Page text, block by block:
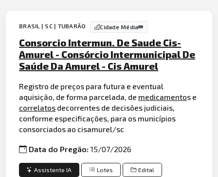
BRASIL | SC | TUBARÃO Cidade Média
Consorcio Intermun. De Saude Cis-
Amurel - Consórcio Intermunicipal De
Saúde Da Amurel - Cis Amurel
Registro de preços para futura e eventual
aquisição, de forma parcelada, de medicamentos e
correlatos decorrentes de decisões judiciais,
conforme especificações, para os municípios
consorciados ao cisamurel/sc
Data do Pregão:15/07/2026
Assistente IA Lotes Edital